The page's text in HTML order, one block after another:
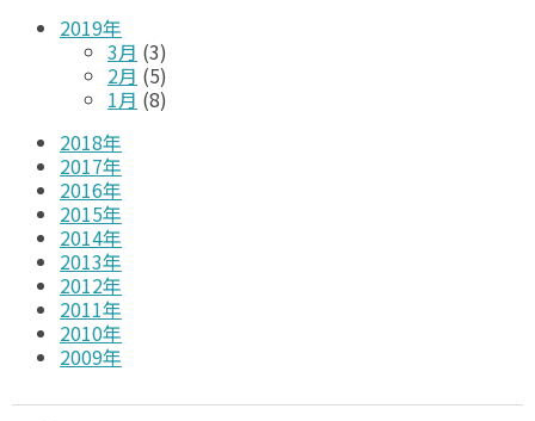
2019年
3月 (3)
2月 (5)
1月 (8)
2018年
2017年
2016年
2015年
2014年
2013年
2012年
2011年
2010年
2009年